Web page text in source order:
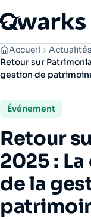
Accueil
Actualités
Retour sur
gestion de
Événement
Retour
2025 :
de la